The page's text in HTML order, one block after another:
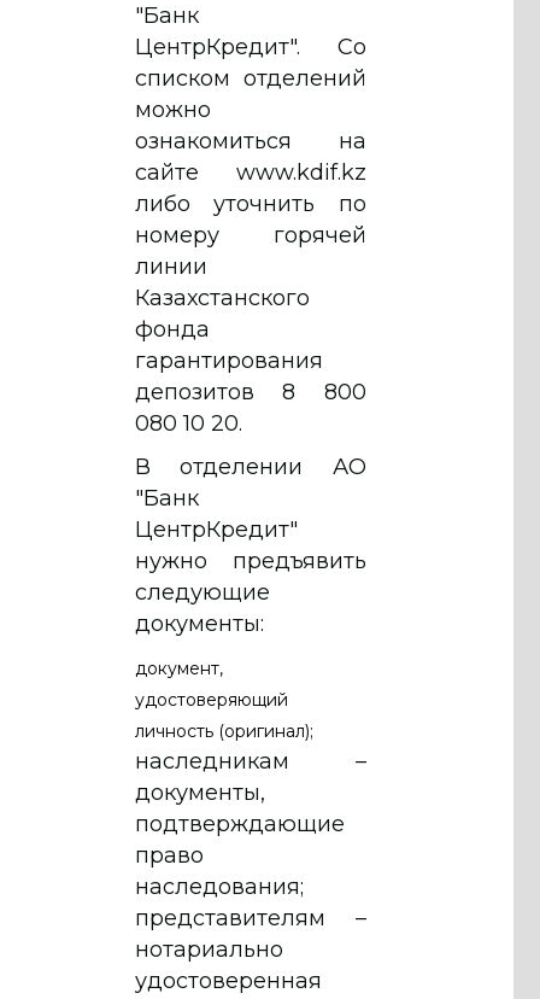
"Банк
ЦентрКредит". Со
списком отделений
можно
ознакомиться на
сайте www.kdif.kz
либо уточнить по
номеру горячей
линии
Казахстанского
фонда
гарантирования
депозитов 8 800
080 10 20.
В отделении АО
"Банк
ЦентрКредит"
нужно предъявить
следующие
документы:
документ,
удостоверяющий
личность (оригинал);
наследникам –
документы,
подтверждающие
право
наследования;
представителям –
нотариально
удостоверенная